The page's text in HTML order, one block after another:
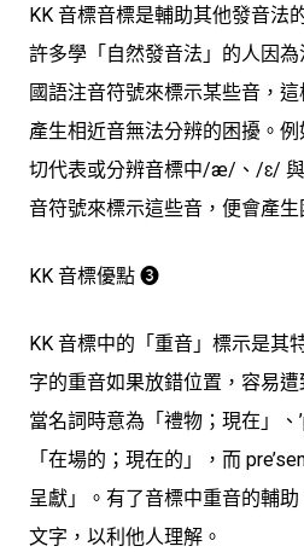
KK 音標音標是輔助其他發音法
許多學「自然發音法」的人因
國語注音符號來標示某些音，
產生相近音無法分辨的困擾。
切代表或分辨音標中/æ/、/ɛ/
音符號來標示這些音，便會產生
KK 音標優點 ➌
KK 音標中的「重音」標示是其
字的重音如果放錯位置，容易遭
當名詞時意為「禮物；現在」、
「在場的；現在的」，而
呈獻」。 有了音標中重音的輔
文字，以利他人理解 。